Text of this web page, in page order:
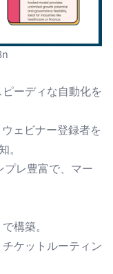
ーディな自動化を
ェビナー登録者を
。
プレ豊富で、マー
構築。
ケットルーティン